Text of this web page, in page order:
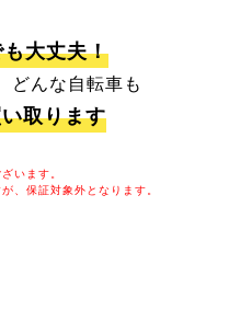
大丈夫！
どんな自転車も
取ります
います。
、保証対象外となります。